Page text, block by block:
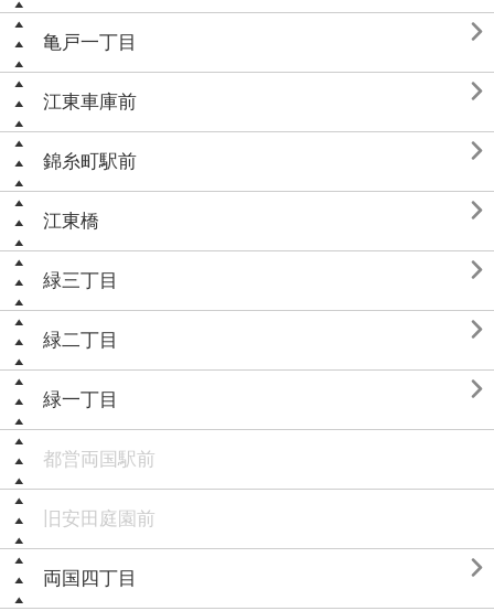
亀戸一丁目 
江東車庫前 
錦糸町駅前 
江東橋 
緑三丁目 
緑二丁目 
緑一丁目 
都営両国駅前
旧安田庭園前
両国四丁目 